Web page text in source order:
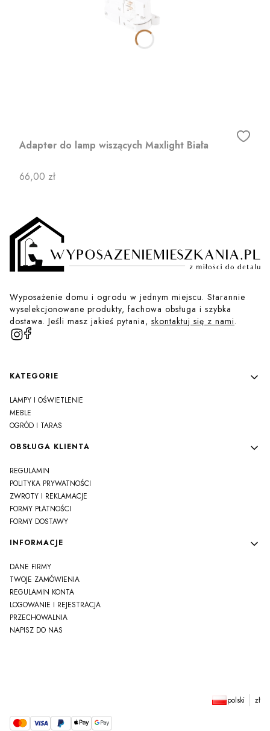
Adapter do lamp wiszących Maxlight Biała
Cena
66,00 zł
Wyposażenie domu i ogrodu w jednym miejscu. Starannie
wyselekcjonowane produkty, fachowa obsługa i szybka
dostawa. Jeśli masz jakieś pytania, skontaktuj się z nami.
Linki w stopce
KATEGORIE
LAMPY I OŚWIETLENIE
MEBLE
OGRÓD I TARAS
OBSŁUGA KLIENTA
REGULAMIN
POLITYKA PRYWATNOŚCI
ZWROTY I REKLAMACJE
FORMY PŁATNOŚCI
FORMY DOSTAWY
INFORMACJE
DANE FIRMY
TWOJE ZAMÓWIENIA
REGULAMIN KONTA
LOGOWANIE I REJESTRACJA
PRZECHOWALNIA
NAPISZ DO NAS
polski zł